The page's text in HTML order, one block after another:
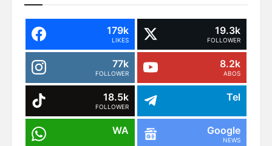
179k
LIKES
19.3k
FOLLOWER
77k
FOLLOWER
8.2k
ABOS
18.5k
FOLLOWER
Tel
WA Google
NEWS